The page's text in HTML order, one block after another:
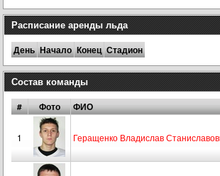
Расписание аренды льда
День Начало Конец Стадион
Состав команды
# Фото ФИО
1 Геращенко Владислав